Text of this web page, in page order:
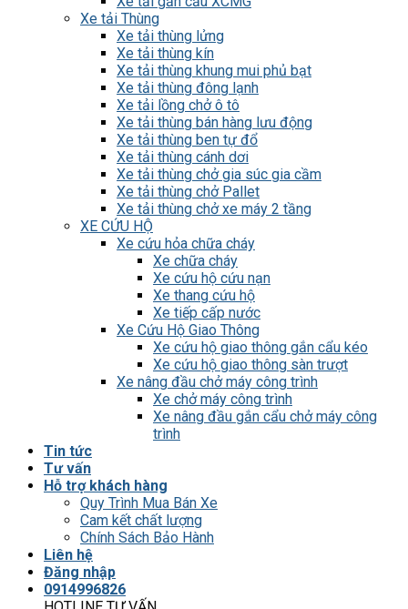
Xe tải Thùng
Xe tải thùng lửng
Xe tải thùng kín
Xe tải thùng khung mui phủ bạt
Xe tải thùng đông lạnh
Xe tải lồng chở ô tô
Xe tải thùng bán hàng lưu động
Xe tải thùng ben tự đổ
Xe tải thùng cánh dơi
Xe tải thùng chở gia súc gia cầm
Xe tải thùng chở Pallet
Xe tải thùng chở xe máy 2 tầng
XE CỨU HỘ
Xe cứu hỏa chữa cháy
Xe chữa cháy
Xe cứu hộ cứu nạn
Xe thang cứu hộ
Xe tiếp cấp nước
Xe Cứu Hộ Giao Thông
Xe cứu hộ giao thông gắn cẩu kéo
Xe cứu hộ giao thông sàn trượt
Xe nâng đầu chở máy công trình
Xe chở máy công trình
Xe nâng đầu gắn cẩu chở máy công
trình
Tin tức
Tư vấn
Hỗ trợ khách hàng
Quy Trình Mua Bán Xe
Cam kết chất lượng
Chính Sách Bảo Hành
Liên hệ
Đăng nhập
0914996826